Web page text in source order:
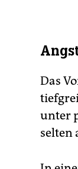
Das
unter
selten